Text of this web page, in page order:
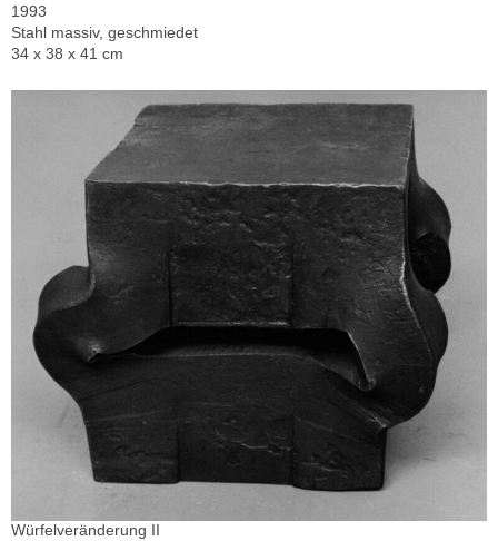
1993
Stahl massiv, geschmiedet
34 x 38 x 41 cm
Würfelveränderung II